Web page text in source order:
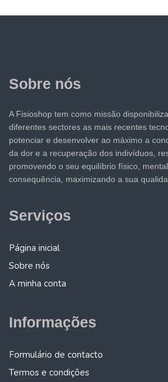
Sobre nós
A Fisioshop tem como missão
diferentes sectores as mais recentes
potenciar e desenvolver ao máximo a
da dor e a recuperação dos indivíduos,
promovendo o seu equilíbrio físico,
consequência, maximizando a sua
Serviços
Página inicial
Sobre nós
A minha conta
Informações
Formulário de contacto
Termos e condições